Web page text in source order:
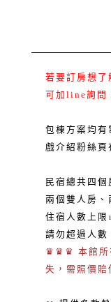
若要訂房想了
可加line詢問
包棟方案均
戲介紹粉絲頁
民宿總共四個
兩個雙人房、
住宿人數上限
請勿超過人數
♛♛♛ 本館所
失，需照價賠